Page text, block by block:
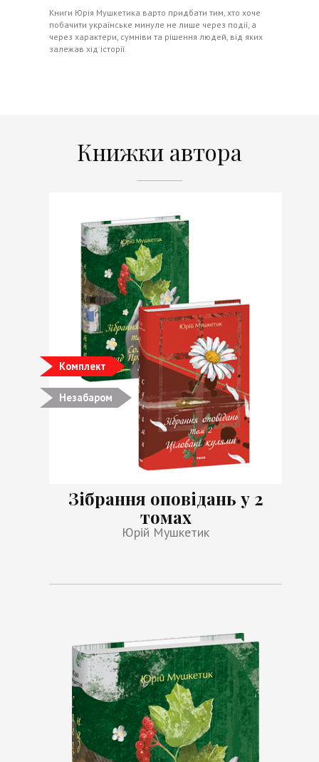
Книги Юрія Мушкетика варто придбати тим, хто хоче
побачити українське минуле не лише через події, а
через характери, сумніви та рішення людей, від яких
залежав хід історії.
Книжки автора
Незабаром
Комплект
Зібрання оповідань у 2
томах
Юрій Мушкетик